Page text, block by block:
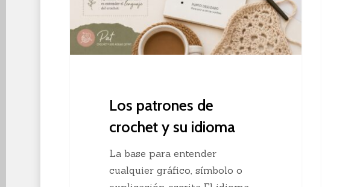
idioma
Los patrones de
crochet y su idioma
La base para entender
cualquier gráfico, símbolo o